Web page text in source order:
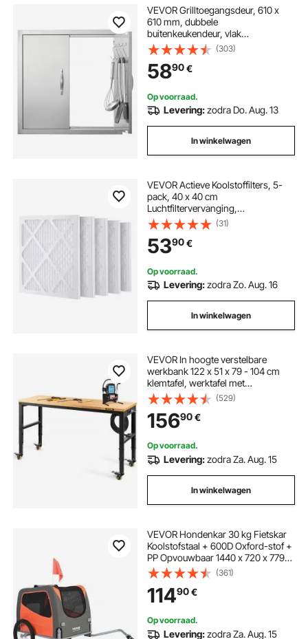
VEVOR Grilltoegangsdeur, 610 x
610 mm, dubbele
buitenkeukendeur, vlak
gemonteerde roestvrijstalen deur,
dubbelwandige verticale deur met
handgrepen en haken, voor grill-
eiland, grillstation, buitenkast
(303)
5890€
Op voorraad.
Levering:zodra Do. Aug. 13
In winkelwagen
VEVOR Actieve Koolstoffilters, 5-
pack, 40 x 40 cm
Luchtfiltervervanging,
Hoogrendementsfilters Niveau 1,
Compatibel met BlueDri en VEVOR
Scrubber, Luchtreiniger, Apparatuur
voor waterschadeherstel
(31)
5390€
Op voorraad.
Levering:zodra Zo. Aug. 16
In winkelwagen
VEVOR In hoogte verstelbare
werkbank 122 x 51 x 79 - 104 cm
klemtafel, werktafel met
draagvermogen van 720 kg, bruine
opvouwbare gereedschapsbank
van koudgewalst staal,
multifunctionele werktafel voor
werkplaats
(529)
15690€
Op voorraad.
Levering:zodra Za. Aug. 15
In winkelwagen
VEVOR Hondenkar 30 kg Fietskar
Koolstofstaal + 600D Oxford-stof +
PP Opvouwbaar 1440 x 720 x 779
mm als opgevouwen kar 760 x 560
x 195 mm Oranje & Grijs
(361)
11490€
Op voorraad.
Levering:zodra Za. Aug. 15